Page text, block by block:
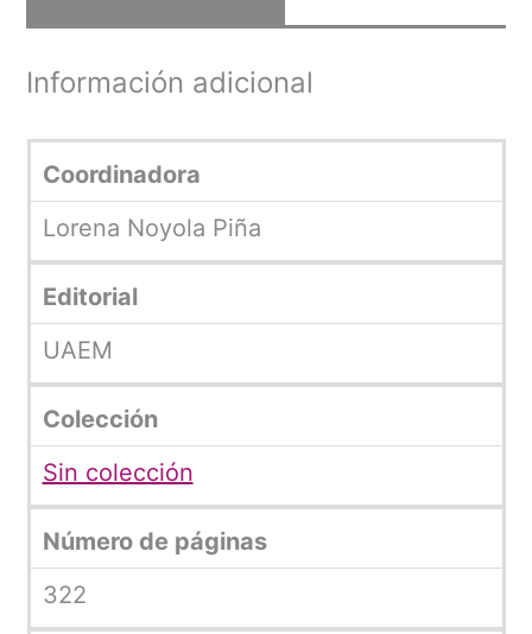
Información adicional
Coordinadora
Lorena Noyola Piña
Editorial
UAEM
Colección
Sin colección
Número de páginas
322